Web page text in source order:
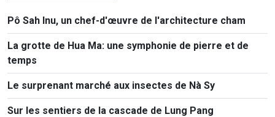
Pô Sah Inu, un chef-d'œuvre de l'architecture cham
La grotte de Hua Ma: une symphonie de pierre et de
temps
Le surprenant marché aux insectes de Nà Sy
Sur les sentiers de la cascade de Lung Pang